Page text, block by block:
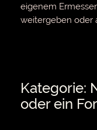
eigenem
weitergeben oder
Kategorie:
oder ein